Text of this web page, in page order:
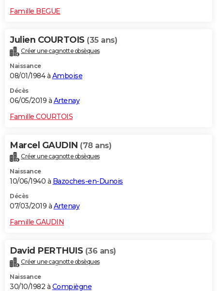
Famille BEGUE
Julien COURTOIS (35 ans)
Créer une cagnotte obsèques
Naissance
08/01/1984 à Amboise
Décès
06/05/2019 à Artenay
Famille COURTOIS
Marcel GAUDIN (78 ans)
Créer une cagnotte obsèques
Naissance
10/06/1940 à Bazoches-en-Dunois
Décès
07/03/2019 à Artenay
Famille GAUDIN
David PERTHUIS (36 ans)
Créer une cagnotte obsèques
Naissance
30/10/1982 à Compiègne